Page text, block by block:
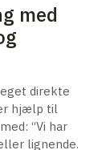
med
direkte
hjælp til
“Vi har
lignende.